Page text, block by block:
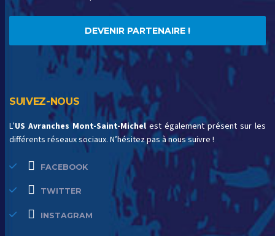
DEVENIR PARTENAIRE !
SUIVEZ-NOUS
L’US Avranches Mont-Saint-Michel est également présent sur les
différents réseaux sociaux. N’hésitez pas à nous suivre !
FACEBOOK
TWITTER
INSTAGRAM